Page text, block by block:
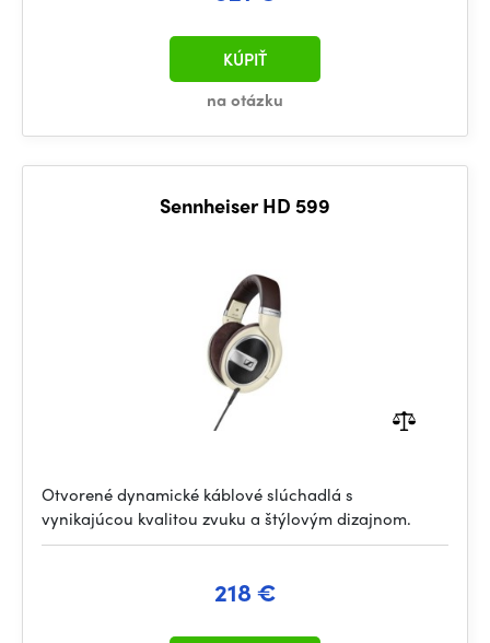
na otázku
KÚPIŤ
Sennheiser HD 599
Otvorené dynamické káblové slúchadlá s
vynikajúcou kvalitou zvuku a štýlovým dizajnom.
218 €